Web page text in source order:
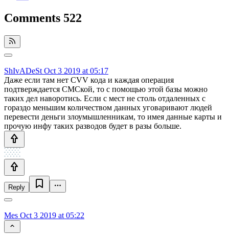
Comments 522
ShIvADeSt Oct 3 2019 at 05:17
Даже если там нет CVV кода и каждая операция
подтверждается СМСкой, то с помощью этой базы можно
таких дел наворотись. Если с мест не столь отдаленных с
гораздо меньшим количеством данных уговаривают людей
перевести деньги злоумышленникам, то имея данные карты и
прочую инфу таких разводов будет в разы больше.
Reply
Mes Oct 3 2019 at 05:22